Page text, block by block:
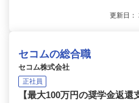
更新日
セコムの総合職
セコム株式会社
正社員
【最大100万円の奨学金返